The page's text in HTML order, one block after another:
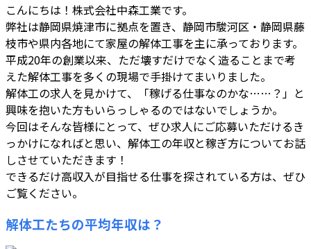
こんにちは！株式会社中森工業です。
弊社は静岡県焼津市に拠点を置き、静岡市駿河区・静岡県藤
枝市や県内各地にて家屋の解体工事を主に承っております。
平成20年の創業以来、ただ壊すだけでなく造ることまで考
えた解体工事を多くの現場で手掛けてまいりました。
解体工の求人を見かけて、「稼げる仕事なのかな……？」と
興味を抱いた方もいらっしゃるのではないでしょうか。
今回はそんな皆様にとって、ぜひ求人にご応募いただけるき
っかけになればと思い、解体工の年収と稼ぎ方についてお話
しさせていただきます！
できるだけ高収入が目指せる仕事を探されている方は、ぜひ
ご覧ください。
解体工たちの平均年収は？